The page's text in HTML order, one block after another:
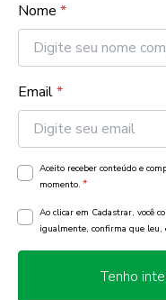
Nome *
Email*
Aceito receber conteúdo e
momento. *
Ao clicar em Cadastrar, você
igualmente, confirma que leu,
Tenho